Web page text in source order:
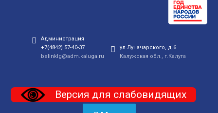
Администрация
+7(4842) 57-40-37
belinklg@adm.kaluga.ru
ул.Луначарского, д.6
Калужская обл., г.Калуга
Версия для слабовидящих